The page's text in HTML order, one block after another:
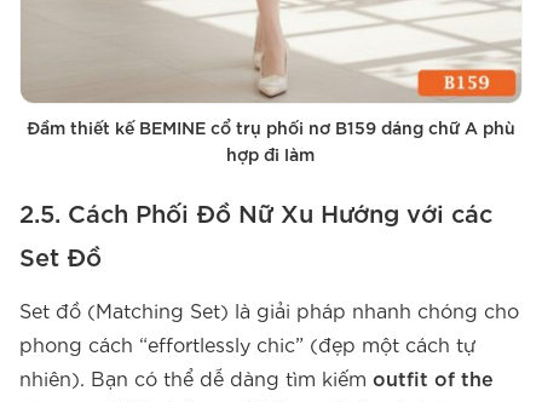
Đầm thiết kế BEMINE cổ trụ phối nơ B159 dáng chữ A phù
hợp đi làm
2.5. Cách Phối Đồ Nữ Xu Hướng với các
Set Đồ
Set đồ (Matching Set) là giải pháp nhanh chóng cho
phong cách “effortlessly chic” (đẹp một cách tự
nhiên). Bạn có thể dễ dàng tìm kiếm outfit of the